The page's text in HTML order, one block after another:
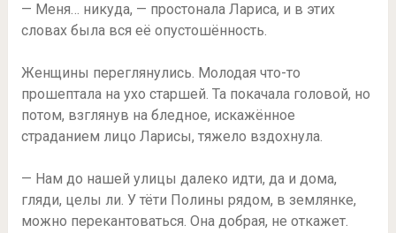
— Меня… никуда, — простонала Лариса, и в этих
словах была вся её опустошённость.
Женщины переглянулись. Молодая что-то
прошептала на ухо старшей. Та покачала головой, но
потом, взглянув на бледное, искажённое
страданием лицо Ларисы, тяжело вздохнула.
— Нам до нашей улицы далеко идти, да и дома,
гляди, целы ли. У тёти Полины рядом, в землянке,
можно перекантоваться. Она добрая, не откажет.